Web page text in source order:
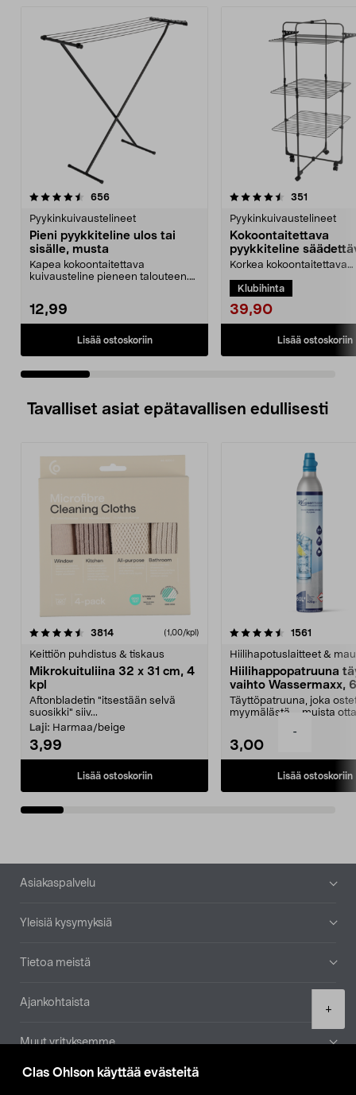
Clas Ohlson käyttää evästeitä
-
+
656arvostelut
Pyykinkuivaustelineet
Pieni pyykkiteline ulos tai
sisälle, musta
Kapea kokoontaitettava
kuivausteline pieneen talouteen.
12,99
Lisää ostoskoriin
4.5 viidestä
351
Pyykinkuivaustelineet
Kokoontaitettava
pyykkiteline
117,5–180 cm
Korkea kokoontaitettava
– reilusti kuivausti...
Klubihinta
39,90
Lisää ostoskoriin
4.5 viidestä
Tavalliset asiat epätavallisen edullisesti
3814arvostelut (1,00/kpl)
Keittiön puhdistus & tiskaus
Mikrokuituliina 32 x 31 cm, 4
kpl
Aftonbladetin "itsestään selvä
suosikki" siiv...
Laji: Harmaa/beige
3,99
Lisää ostoskoriin
4.5viidestä
1561
Hiilihapotuslaitteet &
Hiilihappopatruuna
vaihto Wassermaxx,
Täyttöpatruuna, joka
myymälästä – muista
3,00
Lisää ostoskoriin
4.5viidestä
Alatunniste
Asiakaspalvelu
Yleisiä kysymyksiä
Tietoa meistä
Ajankohtaista
Muut yrityksemme
Etsi myymälä